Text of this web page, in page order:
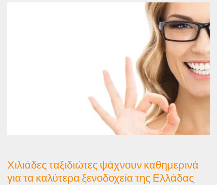
Χιλιάδες ταξιδιώτες ψάχνουν καθημερινά
για τα καλύτερα ξενοδοχεία της Ελλάδας